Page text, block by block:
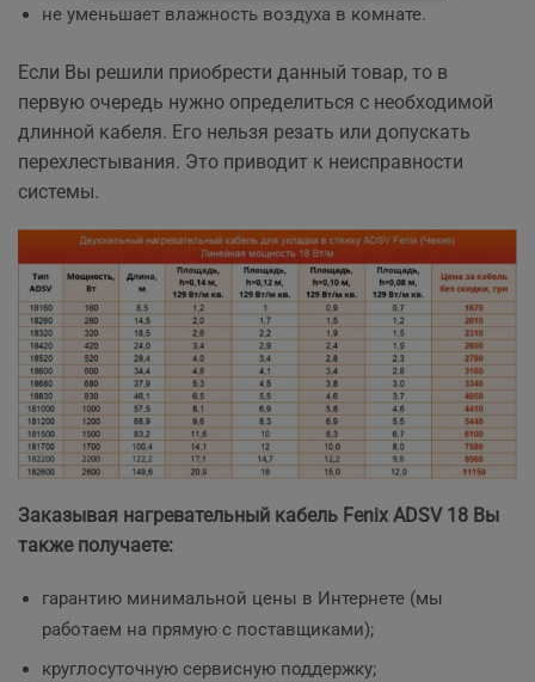
не уменьшает влажность воздуха в комнате.
Если Вы решили приобрести данный товар, то в
первую очередь нужно определиться с необходимой
длинной кабеля. Его нельзя резать или допускать
перехлестывания. Это приводит к неисправности
системы.
Заказывая нагревательный кабель Fenix ADSV 18 Вы
также получаете:
гарантию минимальной цены в Интернете (мы
работаем на прямую с поставщиками);
круглосуточную сервисную поддержку;